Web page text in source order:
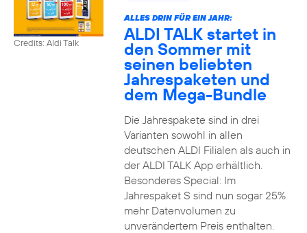
Credits: Aldi Talk
ALLES DRIN FÜR EIN JAHR:
ALDI TALK startet in
den Sommer mit
seinen beliebten
Jahrespaketen und
dem Mega-Bundle
Die Jahrespakete sind in drei
Varianten sowohl in allen
deutschen ALDI Filialen als auch in
der ALDI TALK App erhältlich.
Besonderes Special: Im
Jahrespaket S sind nun sogar 25%
mehr Datenvolumen zu
unverändertem Preis enthalten.